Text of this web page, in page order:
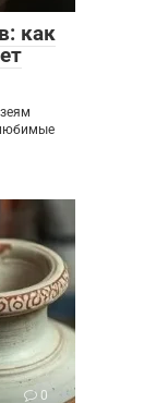
как
0